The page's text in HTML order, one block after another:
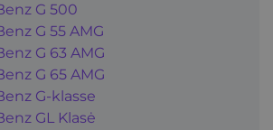
G 500
G 55 AMG
G 63 AMG
G 65 AMG
G-klasse
GL Klasė